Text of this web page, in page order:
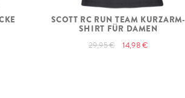
SCOTT RC RUN TEAM KURZARM-
SHIRT FÜR DAMEN
29,95 € 14,98 €